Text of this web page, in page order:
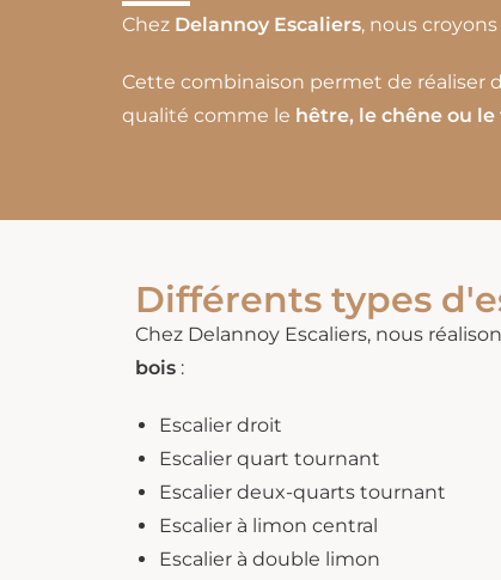
Chez Delannoy Escaliers, nous
Cette combinaison permet de réaliser
qualité comme le hêtre, le chêne ou le
Différents types
Chez Delannoy Escaliers, nous
bois :
Escalier droit
Escalier quart tournant
Escalier deux-quarts tournant
Escalier à limon central
Escalier à double limon